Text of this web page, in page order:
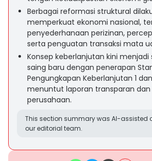
Berbagai reformasi struktural
memperkuat ekonomi nasional,
penyederhanaan perizinan,
serta penguatan transaksi mata
Konsep keberlanjutan kini
saing baru dengan penerapan
Pengungkapan Keberlanjutan 1
menuntut laporan transparan dan
perusahaan.
This section summary was AI-assisted
our editorial team.